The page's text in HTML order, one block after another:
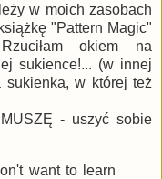
w moich zasobach
"Pattern Magic"
okiem na
sukience!... (w innej
sukienka, w której też
- uszyć sobie
want to learn